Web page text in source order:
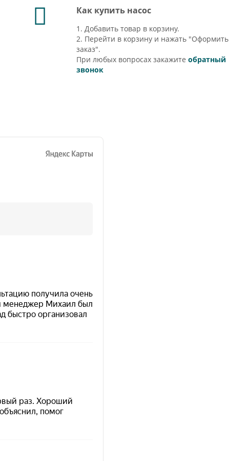
Как купить насос
1. Добавить товар в корзину.
2. Перейти в корзину и нажать "Оформить
заказ".
При любых вопросах закажитеобратный
звонок